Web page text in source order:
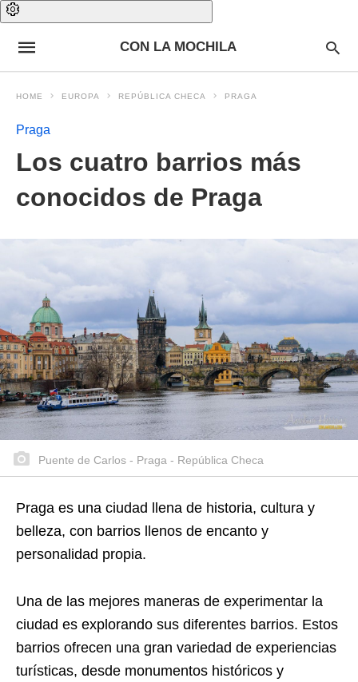
CON LA MOCHILA
HOME EUROPA REPÚBLICA CHECA PRAGA
Praga
Los cuatro barrios más
conocidos de Praga
Puente de Carlos - Praga - República Checa
Praga es una ciudad llena de historia, cultura y
belleza, con barrios llenos de encanto y
personalidad propia.
Una de las mejores maneras de experimentar la
ciudad es explorando sus diferentes barrios. Estos
barrios ofrecen una gran variedad de experiencias
turísticas, desde monumentos históricos y